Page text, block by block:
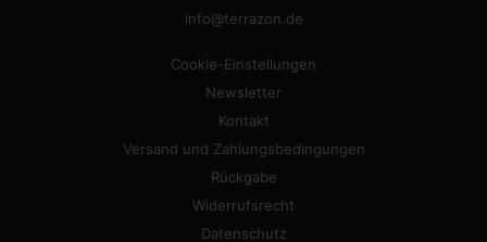
info@terrazon.de
Cookie-Einstellungen
Newsletter
Kontakt
Versand und Zahlungsbedingungen
Rückgabe
Widerrufsrecht
Datenschutz